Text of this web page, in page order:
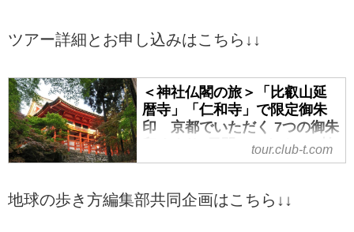
ツアー詳細とお申し込みはこちら↓↓
＜神社仏閣の旅＞「比叡山延
暦寺」「仁和寺」で限定御朱
印 京都でいただく 7つの御朱
印めぐり2日間＜ワクチン・検
査パッケージ適用ツアー＞｜
＜神社仏閣の旅＞「比叡山延暦
tour.club-t.com
地球の歩き方編集部共同企画はこちら↓↓